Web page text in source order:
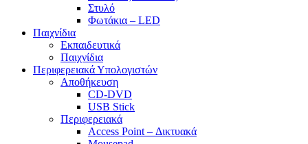
Στυλό
Φωτάκια – LED
Παιχνίδια
Εκπαιδευτικά
Παιχνίδια
Περιφερειακά Υπολογιστών
Αποθήκευση
CD-DVD
USB Stick
Περιφερειακά
Access Point – Δικτυακά